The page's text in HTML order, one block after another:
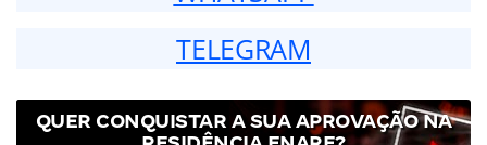
TELEGRAM
QUER CONQUISTAR A SUA APROVAÇÃO NA